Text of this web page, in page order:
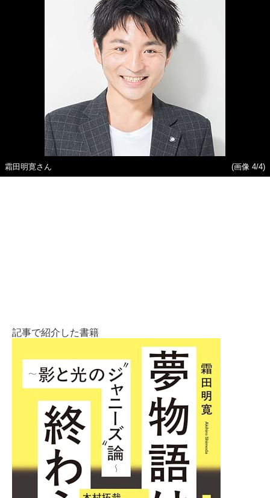
霜田明寛さん (画像 4/4)
記事で紹介した書籍